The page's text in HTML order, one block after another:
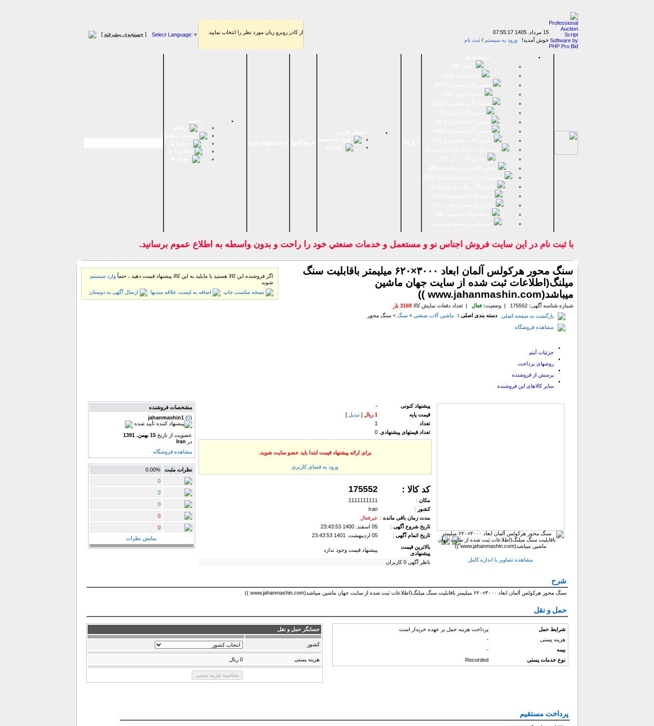
15 مرداد. 1405
07:55:17
خوش آمدید!ورود به سیستم /ثبت نام
از كادر روبرو زبان مورد نظر را انتخاب نماييد. Select Language ▼
[ جستجوی پیشرفته ]
با ثبت نام در اين سايت فروش اجناس نو و مستعمل و خدمات صنعتي خود را راحت و بدون واسطه به اطلاع عموم برسانيد.
سنگ محور هرکولس آلمان ابعاد ۳۰۰۰×۶۲۰ میلیمتر باقابلیت سنگ
میلنگ(اطلاعات ثبت شده از سایت جهان ماشین
میباشد(www.jahanmashin.com ))
شماره شناسه آگهی:175552
|وضعیت:فعال | تعداد دفعات نمایش كالا3169 بار
بازگشت به صفحه اصلی
مشاهده فروشگاه
دسته بندی اصلی : ماشين آلات صنعتی >سنگ > سنگ محور
اگر فروشنده این كالا هستید یا مایلید به این كالا پیشنهاد قیمت دهید ، حتماًوارد سیستم
شوید
نسخه مناسب چاپ
اضافه به لیست علاقه مندیها ارسال آگهی به دوستان
جزئیات آیتم
روشهای پرداخت
پرسش از فروشنده
سایر کالاهای این فروشنده
مشاهده تصاویر با اندازه کامل
پیشنهاد كنونی
-
قیمت پایه
1 ریال [تبدیل]
تعداد
1
تعداد قیمتهای پیشنهادی 0
برای ارائه پیشنهاد قیمت ابتدا باید عضو سایت شوید.
ورود به فضای كاربری
کد کالا : 175552
مكان :
1111111111
كشور :
Iran
مدت زمان باقی مانده : غیرفعال
تاریخ شروع آگهی :
05 اسفند. 1400 23:43:53
تاریخ اتمام آگهی :
05 ارديبهشت. 1401 23:43:53
بالاترین قیمت
پیشنهادی
پیشنهاد قیمت وجود ندارد
ناظر آگهی 0 کاربران
مشخصات فروشنده
jahanmashin1(0)
عضویت از تاریخ15 بهمن. 1391
در Iran
مشاهده فروشگاه
نظرات مثبت
0.00%
0
0
0
0
0
نمایش نظرات
شرح
سنگ محور هرکولس آلمان ابعاد ۳۰۰۰×۶۲۰ میلیمتر باقابلیت سنگ میلنگ(اطلاعات ثبت شده از سایت جهان ماشین میباشد(www.jahanmashin.com ))
حمل و نقل
شرایط حمل
پرداخت هزینه حمل بر عهده خریدار است
هزینه پستی
-
بیمه
-
نوع خدمات پستی
Recorded
حسابگر حمل و نقل
كشور
هزینه پستی 0 ریال
پرداخت مستقیم